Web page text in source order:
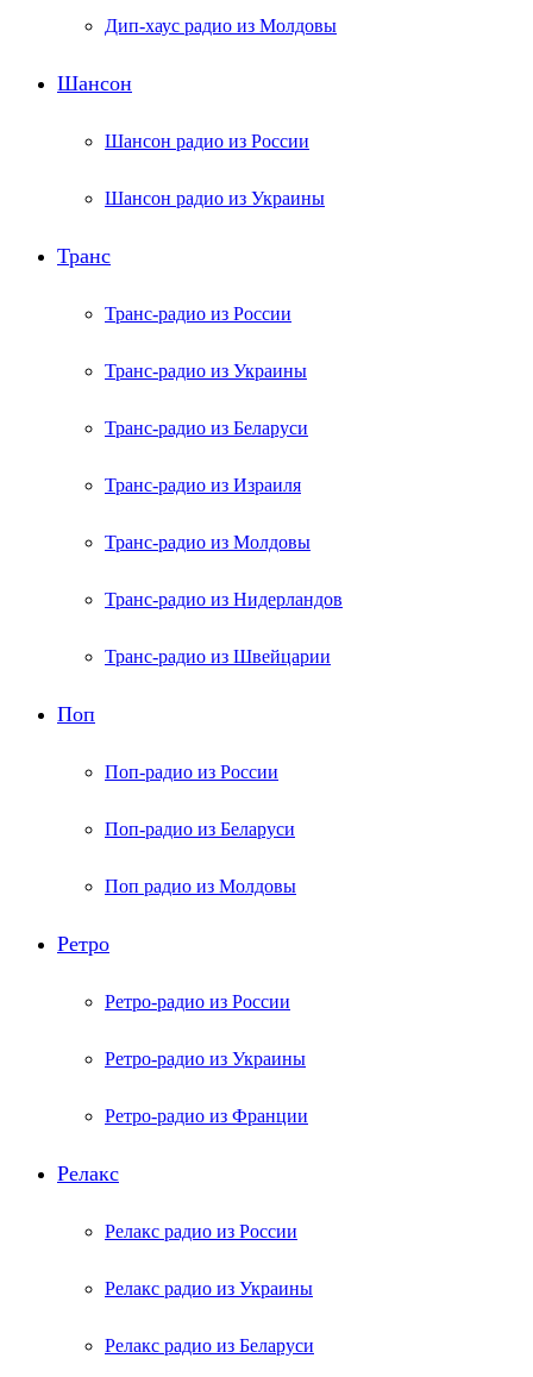
Дип-хаус радио из Молдовы
Шансон
Шансон радио из России
Шансон радио из Украины
Транс
Транс-радио из России
Транс-радио из Украины
Транс-радио из Беларуси
Транс-радио из Израиля
Транс-радио из Молдовы
Транс-радио из Нидерландов
Транс-радио из Швейцарии
Поп
Поп-радио из России
Поп-радио из Беларуси
Поп радио из Молдовы
Ретро
Ретро-радио из России
Ретро-радио из Украины
Ретро-радио из Франции
Релакс
Релакс радио из России
Релакс радио из Украины
Релакс радио из Беларуси